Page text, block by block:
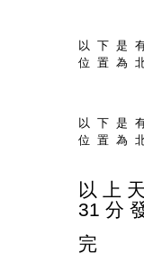
以 下 是
位 置 為
以 下 是
位 置 為
以 上
31 分
完